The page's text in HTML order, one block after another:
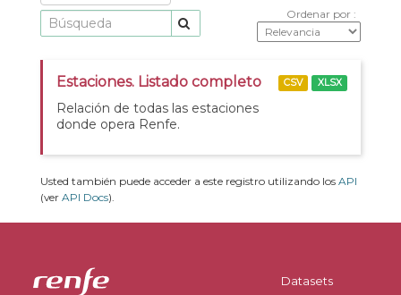
Ordenar por
Estaciones. Listado completo
Relación de todas las estaciones
donde opera Renfe.
CSV XLSX
Usted también puede acceder a este registro utilizando los API
(ver API Docs).
Datasets